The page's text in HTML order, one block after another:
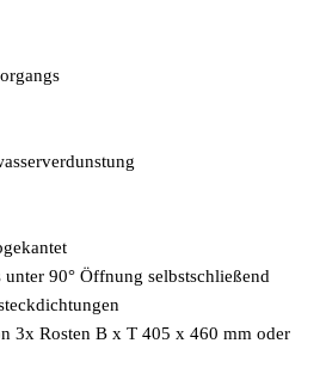
90° Öffnung selbstschließend
3x Rosten B x T 405 x 460 mm oder